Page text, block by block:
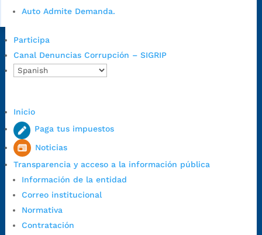
Auto Admite Demanda.
Participa
Canal Denuncias Corrupción – SIGRIP
Inicio
Paga tus impuestos
Noticias
Transparencia y acceso a la información pública
Información de la entidad
Correo institucional
Normativa
Contratación
Colombia.
Dirección Fase II:Carrera 11 # 34-52, Bucaramanga, Santander,
Código Postal:
Horario de Atención:
Lunes a jueves de 7:00 a.m. a 12:00 m y de
1:00 p.m. a 5:30 p.m. / viernes jornada continua en el horario de
7:00 a.m. a 5:00 p.m., con 30 minutos de descanso al medio día.
Horario de Atención CAME (Central):